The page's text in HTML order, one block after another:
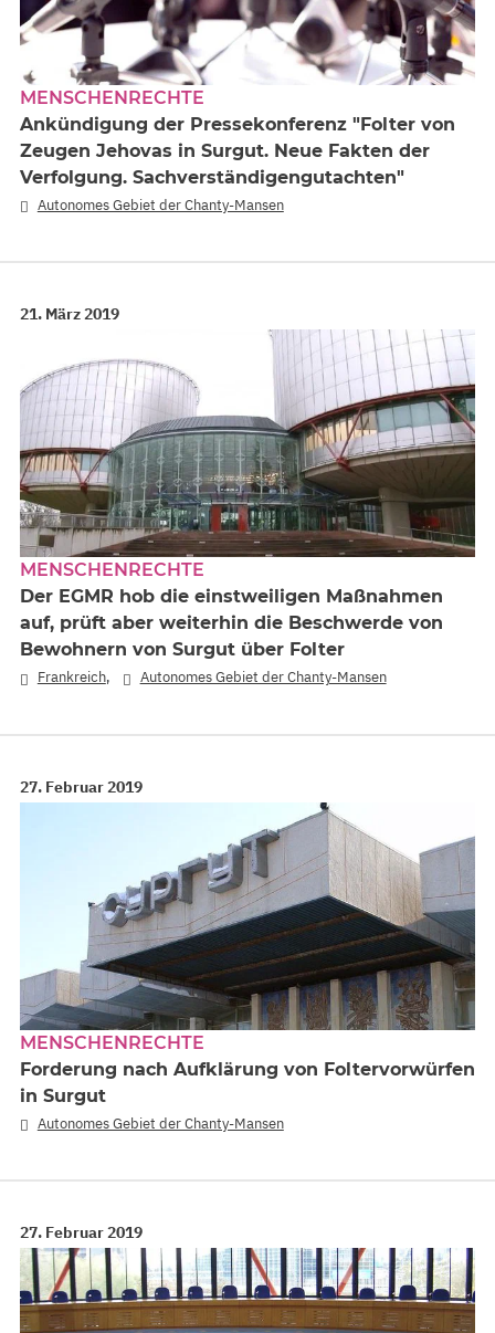
MENSCHENRECHTE
Ankündigung der Pressekonferenz "Folter von
Zeugen Jehovas in Surgut. Neue Fakten der
Verfolgung. Sachverständigengutachten"
Autonomes Gebiet der Chanty-Mansen
21. März 2019
MENSCHENRECHTE
Der EGMR hob die einstweiligen Maßnahmen
auf, prüft aber weiterhin die Beschwerde von
Bewohnern von Surgut über Folter
Frankreich, Autonomes Gebiet der Chanty-Mansen
27. Februar 2019
MENSCHENRECHTE
Forderung nach Aufklärung von Foltervorwürfen
in Surgut
Autonomes Gebiet der Chanty-Mansen
27. Februar 2019